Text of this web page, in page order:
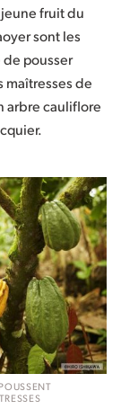
fruit du
sont les
de pousser
maîtresses de
arbre cauliflore